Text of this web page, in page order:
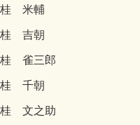
桂 米輔
桂 吉朝
桂 雀三郎
桂 千朝
桂 文之助